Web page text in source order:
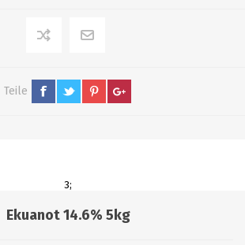
Teile
3;
Ekuanot 14.6% 5kg